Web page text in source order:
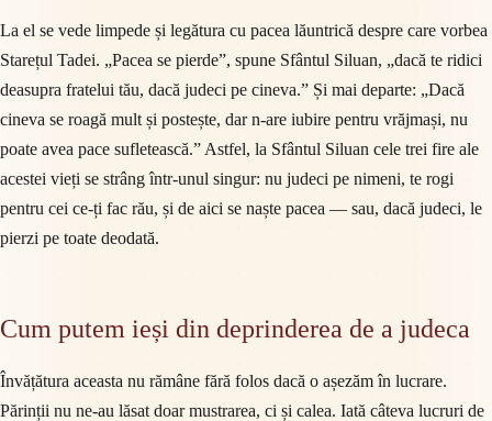
La el se vede limpede și legătura cu pacea lăuntrică despre care vorbea
Starețul Tadei. „Pacea se pierde”, spune Sfântul Siluan, „dacă te ridici
deasupra fratelui tău, dacă judeci pe cineva.” Și mai departe: „Dacă
cineva se roagă mult și postește, dar n-are iubire pentru vrăjmași, nu
poate avea pace sufletească.” Astfel, la Sfântul Siluan cele trei fire ale
acestei vieți se strâng într-unul singur: nu judeci pe nimeni, te rogi
pentru cei ce-ți fac rău, și de aici se naște pacea — sau, dacă judeci, le
pierzi pe toate deodată.
Cum putem ieși din deprinderea de a judeca
Învățătura aceasta nu rămâne fără folos dacă o așezăm în lucrare.
Părinții nu ne-au lăsat doar mustrarea, ci și calea. Iată câteva lucruri de